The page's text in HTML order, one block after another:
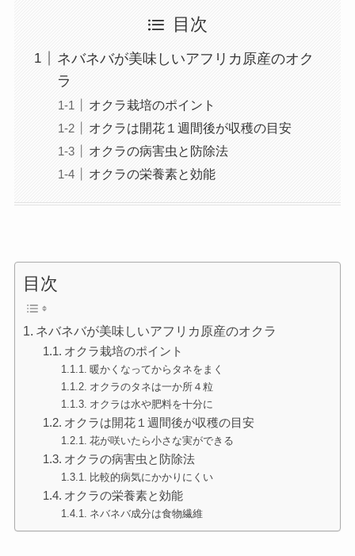
目次
ネバネバが美味しいアフリカ原産のオク
ラ
オクラ栽培のポイント
オクラは開花１週間後が収穫の目安
オクラの病害虫と防除法
オクラの栄養素と効能
目次
ネバネバが美味しいアフリカ原産のオクラ
オクラ栽培のポイント
暖かくなってからタネをまく
オクラのタネは一か所４粒
オクラは水や肥料を十分に
オクラは開花１週間後が収穫の目安
花が咲いたら小さな実ができる
オクラの病害虫と防除法
比較的病気にかかりにくい
オクラの栄養素と効能
ネバネバ成分は食物繊維